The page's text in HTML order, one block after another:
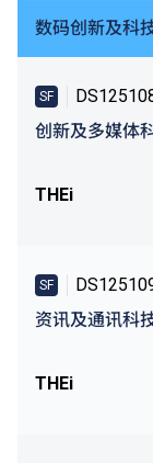
数码创新及科
SF
创新及多媒体
THEi
SF
资讯及通讯科
THEi